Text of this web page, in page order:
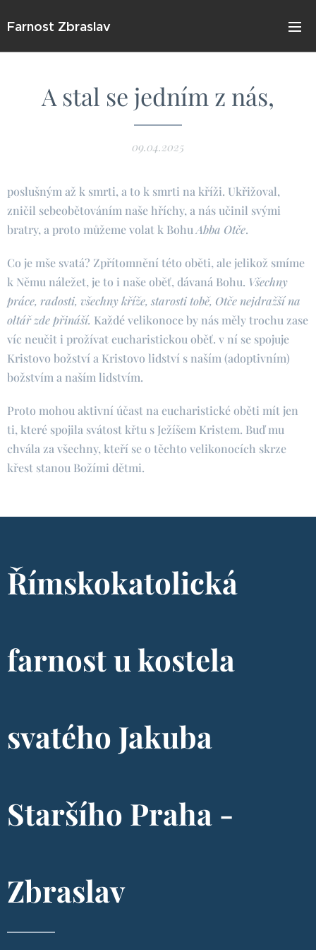
Farnost Zbraslav
A stal se jedním z nás,
09.04.2025
poslušným až k smrti, a to k smrti na kříži. Ukřižoval,
zničil sebeobětováním naše hříchy, a nás učinil svými
bratry, a proto můžeme volat k Bohu Abba Otče.
Co je mše svatá? Zpřítomnění této oběti, ale jelikož smíme
k Němu náležet, je to i naše oběť, dávaná Bohu. Všechny
práce, radosti, všechny kříže, starosti tobě, Otče nejdražší na
oltář zde přináší. Každé velikonoce by nás měly trochu zase
víc neučit i prožívat eucharistickou oběť. v ní se spojuje
Kristovo božství a Kristovo lidství s naším (adoptivním)
božstvím a naším lidstvím.
Proto mohou aktivní účast na eucharistické oběti mít jen
ti, které spojila svátost křtu s Ježíšem Kristem. Buď mu
chvála za všechny, kteří se o těchto velikonocích skrze
křest stanou Božími dětmi.
Římskokatolická
farnost u kostela
svatého Jakuba
Staršího Praha -
Zbraslav